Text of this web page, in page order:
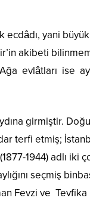
ecdâdı, yani
akibeti
evlâtları ise
girmiştir.
terfi etmiş;
1944) adlı iki
seçmiş
Fevzi ve